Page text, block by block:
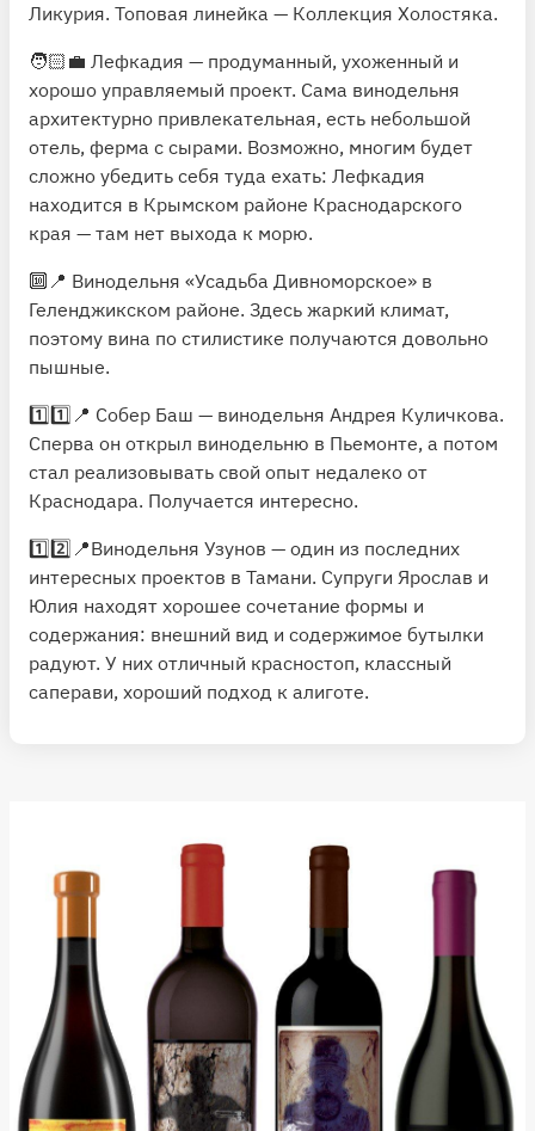
Ликурия. Топовая линейка — Коллекция Холостяка.
🧑🏻‍💼 Лефкадия — продуманный, ухоженный и
хорошо управляемый проект. Сама винодельня
архитектурно привлекательная, есть небольшой
отель, ферма с сырами. Возможно, многим будет
сложно убедить себя туда ехать: Лефкадия
находится в Крымском районе Краснодарского
края — там нет выхода к морю.
🔟📍 Винодельня «Усадьба Дивноморское» в
Геленджикском районе. Здесь жаркий климат,
поэтому вина по стилистике получаются довольно
пышные.
1️⃣1️⃣📍 Собер Баш — винодельня Андрея Куличкова.
Сперва он открыл винодельню в Пьемонте, а потом
стал реализовывать свой опыт недалеко от
Краснодара. Получается интересно.
1️⃣2️⃣📍Винодельня Узунов — один из последних
интересных проектов в Тамани. Супруги Ярослав и
Юлия находят хорошее сочетание формы и
содержания: внешний вид и содержимое бутылки
радуют. У них отличный красностоп, классный
саперави, хороший подход к алиготе.